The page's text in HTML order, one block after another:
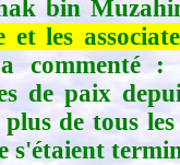
bin
et les
commenté
de paix
plus de tous
s'étaient